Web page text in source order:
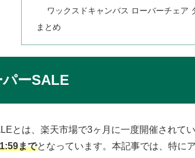
ワックスドキャンバス ローバーチェア
まとめ
ーSALE
とは、楽天市場で3ヶ月に一度開催されて
までとなっています。本記事では、特に